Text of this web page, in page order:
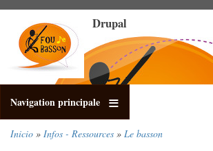
contenido
principal
Drupal
Navigation principale
Inicio Infos - Ressources Le basson